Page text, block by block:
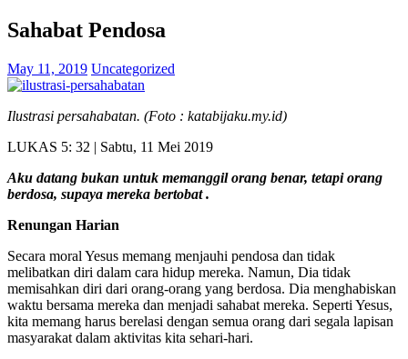
Sahabat Pendosa
May 11, 2019 Uncategorized
Ilustrasi persahabatan. (Foto : katabijaku.my.id)
LUKAS 5: 32 | Sabtu, 11 Mei 2019
Aku datang bukan untuk memanggil orang benar, tetapi orang
berdosa, supaya mereka bertobat .
Renungan Harian
Secara moral Yesus memang menjauhi pendosa dan tidak
melibatkan diri dalam cara hidup mereka. Namun, Dia tidak
memisahkan diri dari orang-orang yang berdosa. Dia menghabiskan
waktu bersama mereka dan menjadi sahabat mereka. Seperti Yesus,
kita memang harus berelasi dengan semua orang dari segala lapisan
masyarakat dalam aktivitas kita sehari-hari.